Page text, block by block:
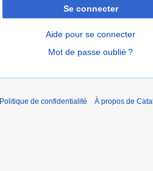
Se connecter
Aide pour se connecter
Mot de passe oublié ?
Politique de confidentialité À propos de